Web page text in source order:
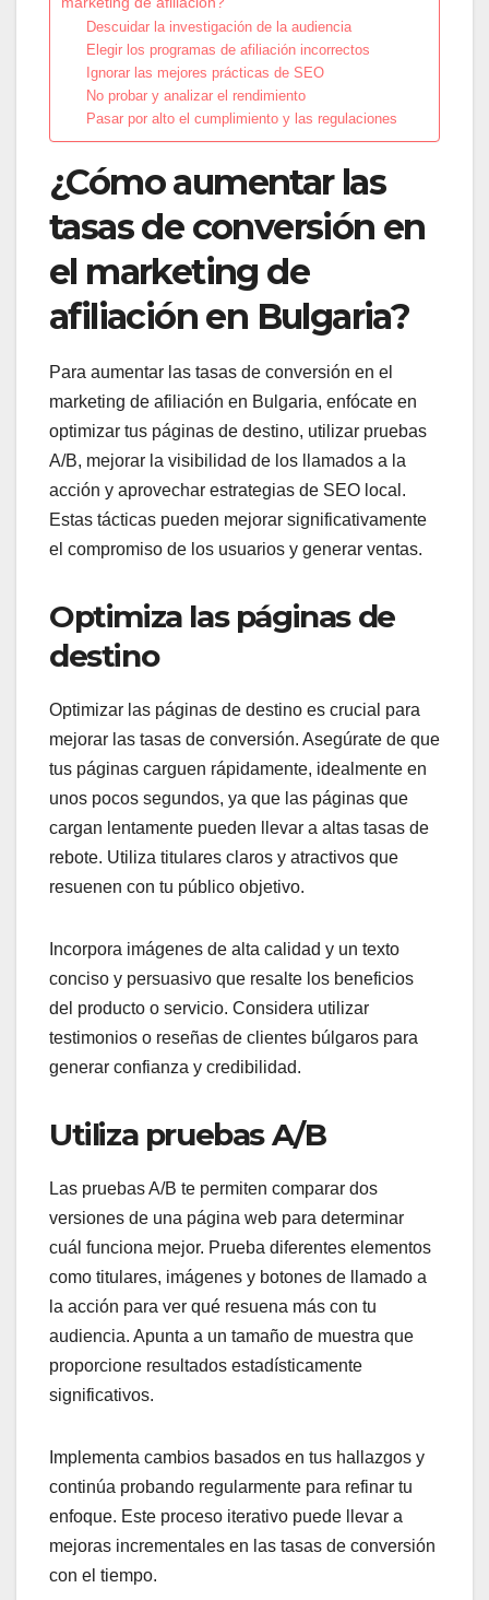
Descuidar la investigación de la audiencia
Elegir los programas de afiliación incorrectos
Ignorar las mejores prácticas de SEO
No probar y analizar el rendimiento
Pasar por alto el cumplimiento y las regulaciones
¿Cómo aumentar las
tasas de conversión en
el marketing de
afiliación en Bulgaria?
Para aumentar las tasas de conversión en el
marketing de afiliación en Bulgaria, enfócate en
optimizar tus páginas de destino, utilizar pruebas
A/B, mejorar la visibilidad de los llamados a la
acción y aprovechar estrategias de SEO local.
Estas tácticas pueden mejorar significativamente
el compromiso de los usuarios y generar ventas.
Optimiza las páginas de
destino
Optimizar las páginas de destino es crucial para
mejorar las tasas de conversión. Asegúrate de que
tus páginas carguen rápidamente, idealmente en
unos pocos segundos, ya que las páginas que
cargan lentamente pueden llevar a altas tasas de
rebote. Utiliza titulares claros y atractivos que
resuenen con tu público objetivo.
Incorpora imágenes de alta calidad y un texto
conciso y persuasivo que resalte los beneficios
del producto o servicio. Considera utilizar
testimonios o reseñas de clientes búlgaros para
generar confianza y credibilidad.
Utiliza pruebas A/B
Las pruebas A/B te permiten comparar dos
versiones de una página web para determinar
cuál funciona mejor. Prueba diferentes elementos
como titulares, imágenes y botones de llamado a
la acción para ver qué resuena más con tu
audiencia. Apunta a un tamaño de muestra que
proporcione resultados estadísticamente
significativos.
Implementa cambios basados en tus hallazgos y
continúa probando regularmente para refinar tu
enfoque. Este proceso iterativo puede llevar a
mejoras incrementales en las tasas de conversión
con el tiempo.